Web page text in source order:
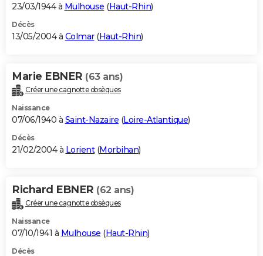
23/03/1944 à Mulhouse (Haut-Rhin)
Décès
13/05/2004 à Colmar(Haut-Rhin)
Marie EBNER (63 ans)
Créer une cagnotte obsèques
Naissance
07/06/1940 à Saint-Nazaire (Loire-Atlantique)
Décès
21/02/2004 à Lorient(Morbihan)
Richard EBNER (62 ans)
Créer une cagnotte obsèques
Naissance
07/10/1941 à Mulhouse (Haut-Rhin)
Décès